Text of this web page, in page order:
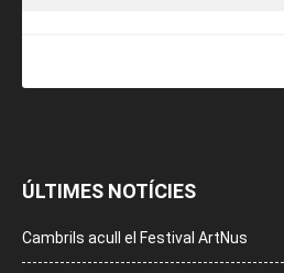
ÚLTIMES NOTÍCIES
Cambrils acull el Festival ArtNus